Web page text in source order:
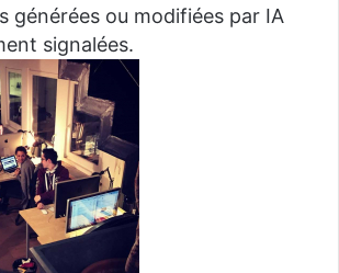
générées ou modifiées par IA
signalées.